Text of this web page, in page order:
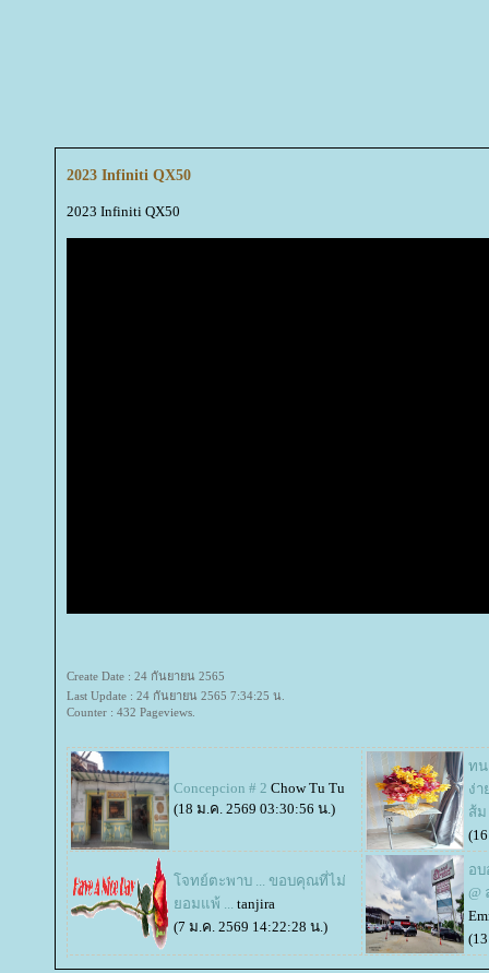
2023 Infiniti QX50
2023 Infiniti QX50
Create Date : 24 กันยายน 2565
Last Update : 24 กันยายน 2565 7:34:25 น.
Counter : 432 Pageviews.
Concepcion # 2 Chow Tu Tu
(18 ม.ค. 2569 03:30:56 น.)
ทน
ง่า
ส้ม
จทย์ตะพาบ ... ขอบคุณที่ไม่
อมแพ้ ... tanjira
(7 ม.ค. 2569 14:22:28 น.)
อบ
@